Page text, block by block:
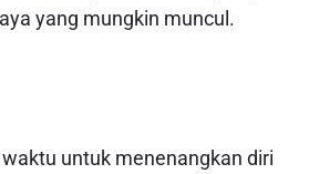
yang mungkin muncul.
untuk menenangkan diri